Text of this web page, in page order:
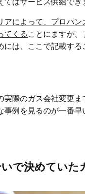
アによって、プロパ
てくる ことにますが
には、ここで記載する
実際のガス会社変更
事例を見るのが一番早
で決めていた